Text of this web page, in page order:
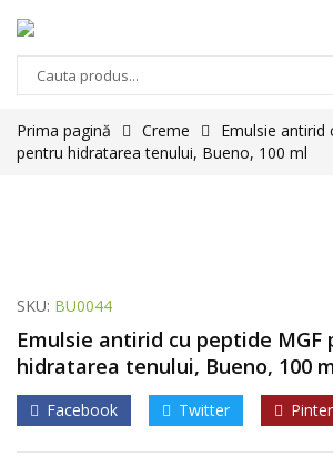
Prima pagină Creme
Emulsie antirid
pentru hidratarea tenului, Bueno, 100 ml
SKU: BU0044
Emulsie antirid cu peptide MGF
hidratarea tenului, Bueno, 100
Facebook Twitter